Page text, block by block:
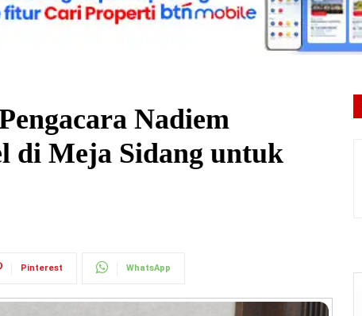
Nadiem
di Meja Sidang untuk
Pinterest WhatsApp